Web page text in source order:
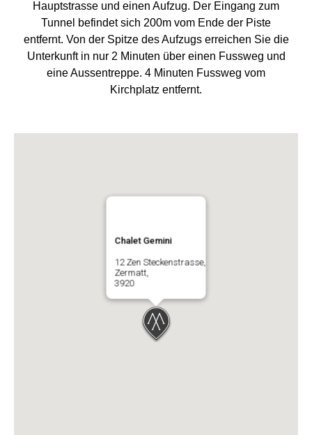
Hauptstrasse und einen Aufzug. Der Eingang zum
Tunnel befindet sich 200m vom Ende der Piste
entfernt. Von der Spitze des Aufzugs erreichen Sie die
Unterkunft in nur 2 Minuten über einen Fussweg und
eine Aussentreppe. 4 Minuten Fussweg vom
Kirchplatz entfernt.
Chalet Gemini
12 Zen Steckenstrasse,
Zermatt,
3920